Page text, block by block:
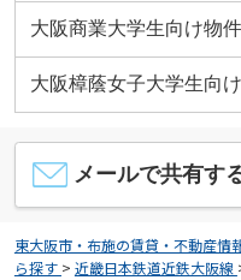
大阪商業大学生向け物
大阪樟蔭女子大学生向け
メールで共有す
東大阪市・布施の賃貸・不動産情
ら探す > 近畿日本鉄道近鉄大阪線